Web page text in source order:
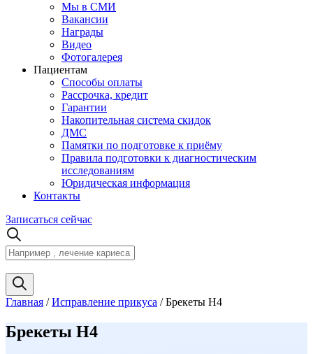
Мы в СМИ
Вакансии
Награды
Видео
Фотогалерея
Пациентам
Способы оплаты
Рассрочка, кредит
Гарантии
Накопительная система скидок
ДМС
Памятки по подготовке к приёму
Правила подготовки к диагностическим
исследованиям
Юридическая информация
Контакты
Записаться сейчас
Главная /Исправление прикуса /Брекеты H4
Брекеты H4